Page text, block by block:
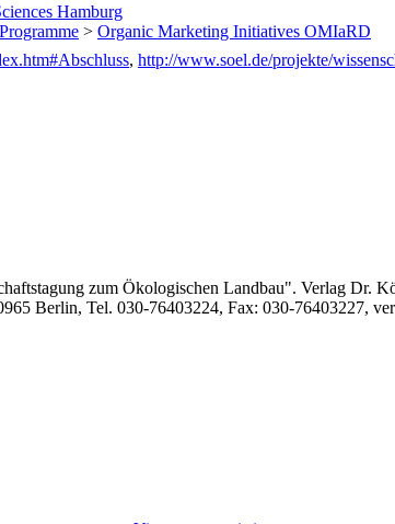
Hamburg
> Organic Marketing Initiatives OMIaRD
, http://www.soel.de/projekte/
zum Ökologischen Landbau". Verlag Dr.
Berlin, Tel. 030-76403224, Fax: 030-76403227,